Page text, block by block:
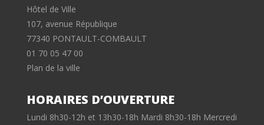
Hôtel de Ville
107, avenue République
77340 PONTAULT-COMBAULT
01 70 05 47 00
Plan de la ville
HORAIRES D’OUVERTURE
Lundi 8h30-12h et 13h30-18h Mardi 8h30-18h Mercredi